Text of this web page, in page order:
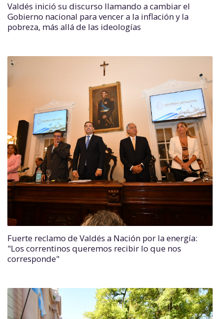
Valdés inició su discurso llamando a cambiar el
Gobierno nacional para vencer a la inflación y la
pobreza, más allá de las ideologías
Fuerte reclamo de Valdés a Nación por la energía:
"Los correntinos queremos recibir lo que nos
corresponde"